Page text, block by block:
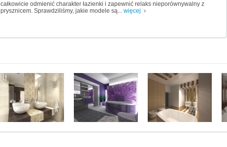
całkowicie odmienić charakter łazienki i zapewnić relaks nieporównywalny z
prysznicem. Sprawdziliśmy, jakie modele są... więcej